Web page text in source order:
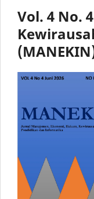
Vol. 4 No.